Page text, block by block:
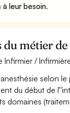
à leur besoin.
du métier
Infirmier /
selon
du début de
domaines